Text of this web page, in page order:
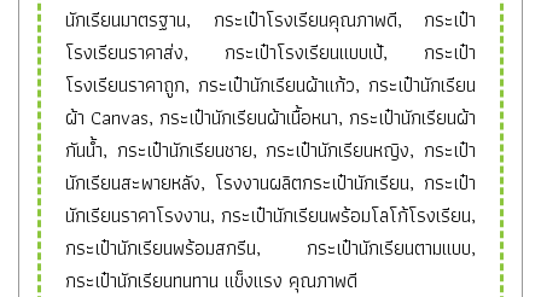
นักเรียนมาตรฐาน, กระเป๋าโรงเรียนคุณภาพดี, กระเป๋า
โรงเรียนราคาส่ง, กระเป๋าโรงเรียนแบบเป้, กระเป๋า
โรงเรียนราคาถูก, กระเป๋านักเรียนผ้าแก้ว, กระเป๋านักเรียน
ผ้า Canvas, กระเป๋านักเรียนผ้าเนื้อหนา, กระเป๋านักเรียนผ้า
กันน้ำ, กระเป๋านักเรียนชาย, กระเป๋านักเรียนหญิง, กระเป๋า
นักเรียนสะพายหลัง, โรงงานผลิตกระเป๋านักเรียน, กระเป๋า
นักเรียนราคาโรงงาน, กระเป๋านักเรียนพร้อมโลโก้โรงเรียน,
กระเป๋านักเรียนพร้อมสกรีน, กระเป๋านักเรียนตามแบบ,
กระเป๋านักเรียนทนทาน แข็งแรง คุณภาพดี